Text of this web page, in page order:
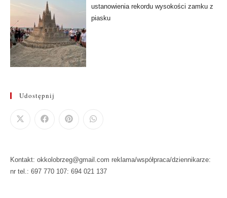
ustanowienia rekordu wysokości zamku z
piasku
Udostępnij
Kontakt: okkolobrzeg@gmail.com reklama/współpraca/dziennikarze:
nr tel.: 697 770 107: 694 021 137